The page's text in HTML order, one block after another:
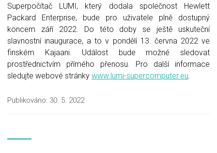
Superpočítač LUMI, který dodala společnost Hewlett
Packard Enterprise, bude pro uživatele plně dostupný
koncem září 2022. Do této doby se ještě uskuteční
slavnostní inaugurace, a to v pondělí 13. června 2022 ve
finském Kajaani. Událost bude možné sledovat
prostřednictvím přímého přenosu. Pro další informace
sledujte webové stránky www.lumi-supercomputer.eu
Publikováno: 30. 5. 2022